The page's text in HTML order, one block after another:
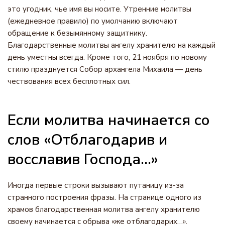
это угодник, чье имя вы носите. Утренние молитвы
(ежедневное правило) по умолчанию включают
обращение к безымянному защитнику.
Благодарственные молитвы ангелу хранителю на каждый
день уместны всегда. Кроме того, 21 ноября по новому
стилю празднуется Собор архангела Михаила — день
чествования всех бесплотных сил.
Если молитва начинается со
слов «Отблагодарив и
восславив Господа…»
Иногда первые строки вызывают путаницу из-за
странного построения фразы. На странице одного из
храмов благодарственная молитва ангелу хранителю
своему начинается с обрыва «же отблагодарих…».